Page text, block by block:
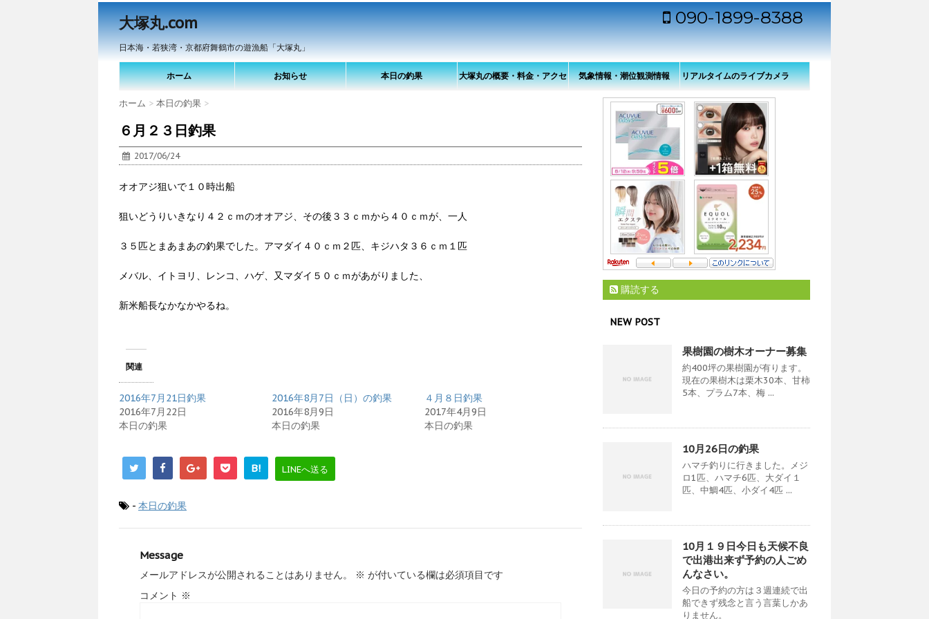
大塚丸.com
日本海・若狭湾・京都府舞鶴市の遊漁船「大塚丸」
090-1899-8388
ホーム お知らせ 本日の釣果 大塚丸の概要・料金・アクセ 気象情報・潮位観測情報 リアルタイムのライブカメラ
から見た舞鶴港（若狭湾）の
様子
ホーム > 本日の釣果 >
６月２３日釣果
2017/06/24
オオアジ狙いで１０時出船
狙いどうりいきなり４２ｃｍのオオアジ、その後３３ｃｍから４０ｃｍが、一人
３５匹とまあまあの釣果でした。アマダイ４０ｃｍ２匹、キジハタ３６ｃｍ１匹
メバル、イトヨリ、レンコ、ハゲ、又マダイ５０ｃｍがあがりました、
新米船長なかなかやるね。
関連
2016年7月21日釣果
2016年7月22日
本日の釣果
2016年8月7日（日）の釣果
2016年8月9日
本日の釣果
４月８日釣果
2017年4月9日
本日の釣果
B! LINEへ送る
- 本日の釣果
Message
メールアドレスが公開されることはありません。 ※ が付いている欄は必須項目です
コメント ※
購読する
NEW POST
果樹園の樹木オーナー募集
約400坪の果樹園が有ります。
現在の果樹木は栗木30本、甘柿
5本、プラム7本、梅 ...
10月26日の釣果
ハマチ釣りに行きました。メジ
ロ1匹、ハマチ6匹、大ダイ１
匹、中鯛4匹、小ダイ4匹 ...
10月１９日今日も天候不良
で出港出来ず予約の人ごめ
んなさい。
今日の予約の方は３週連続で出
船できず残念と言う言葉しかあ
りません。